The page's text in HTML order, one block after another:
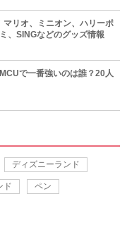
マリオ、ミニオン、ハリーポ
、SINGなどのグッズ情報
で一番強いのは誰？20人
ディズニーランド
ド ペン